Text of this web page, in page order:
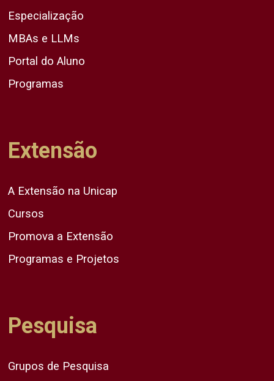
Especialização
MBAs e LLMs
Portal do Aluno
Programas
Extensão
A Extensão na Unicap
Cursos
Promova a Extensão
Programas e Projetos
Pesquisa
Grupos de Pesquisa